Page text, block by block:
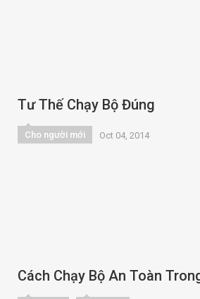
Tư Thế Chạy Bộ Đúng
Cho người mới Oct 04, 2014
Cách Chạy Bộ An Toàn